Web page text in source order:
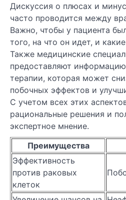
Дискуссия о плюсах и
часто проводится между
Важно, чтобы у пациента
того, на что он идет, и
Также медицинские
предоставляют
терапии, которая может
побочных эффектов и
С учетом всех этих
рациональные решения и
экспертное мнение.
Преимущества
Эффективность
против раковых
клеток